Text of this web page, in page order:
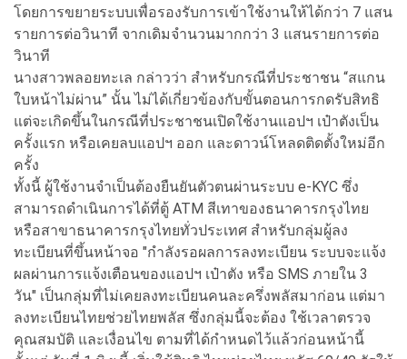
โดยการขยายระบบเพื่อรองรับการเข้าใช้งานให้ได้กว่า 7 แสน
รายการต่อวินาที จากเดิมจำนวนมากกว่า 3 แสนรายการต่อ
วินาที
นางสาวพลอยทะเล กล่าวว่า สำหรับกรณีที่ประชาชน “สแกน
ใบหน้าไม่ผ่าน” นั้น ไม่ได้เกี่ยวข้องกับขั้นตอนการกดรับสิทธิ
แต่จะเกิดขึ้นในกรณีที่ประชาชนเปิดใช้งานแอปฯ เป๋าตังเป็น
ครั้งแรก หรือเคยลบแอปฯ ออก และดาวน์โหลดติดตั้งใหม่อีก
ครั้ง
ทั้งนี้ ผู้ใช้งานจำเป็นต้องยืนยันตัวตนผ่านระบบ e-KYC ซึ่ง
สามารถดำเนินการได้ที่ตู้ ATM สีเทาของธนาคารกรุงไทย
หรือสาขาธนาคารกรุงไทยทั่วประเทศ สำหรับกลุ่มผู้ลง
ทะเบียนที่ขึ้นหน้าจอ "กำลังรอผลการลงทะเบียน ระบบจะแจ้ง
ผลผ่านการแจ้งเตือนของแอปฯ เป๋าตัง หรือ SMS ภายใน 3
วัน" เป็นกลุ่มที่ไม่เคยลงทะเบียนคนละครึ่งพลัสมาก่อน แต่มา
ลงทะเบียนไทยช่วยไทยพลัส ซึ่งกลุ่มนี้จะต้อง ใช้เวลาตรวจ
คุณสมบัติ และเงื่อนไข ตามที่ได้กำหนดไว้แล้วก่อนหน้านี้